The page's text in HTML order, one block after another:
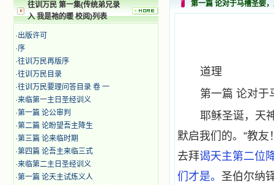
往训万民 第一集(传统弟兄录
入 我是祂的暖 校阅)列表
·出版许可
·序
·往训万民再版序
·往训万民目录
·往训万民要理问答目录 卷 一
·来临第一主日圣经训义
·第一篇 论公审判
·第二篇 论盼望吾主降生
·第三篇 论来临时期
·第四篇 论吾主来临三式
·来临第二主日圣经训义
·第一篇 论天主试炼义人
第一篇 论对于马槽圣婴
道理
第一篇 论对于
耶稣圣诞，天
默启我们的。”教
去拜谒天主第二位
们才是。 圣伯尔纳